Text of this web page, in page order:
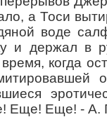
а Тоси
воде
и держал в
когда
Еще! Еще! - А.